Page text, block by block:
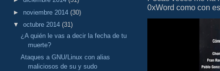
► noviembre 2014 (30)
▼ octubre 2014 (31)
¿A quién le vas a decir la fecha de tu
muerte?
Ataques a GNU/Linux con alias
maliciosos de su y sudo
0xWord como con